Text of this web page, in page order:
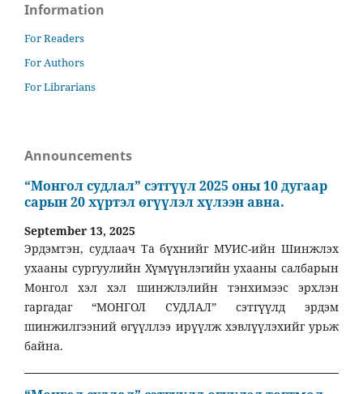
Information
For Readers
For Authors
For Librarians
Announcements
“Монгол судлал” сэтгүүл 2025 оны 10 дугаар
сарын 20 хүртэл өгүүлэл хүлээн авна.
September 13, 2025
Эрдэмтэн, судлаач Та бүхнийг МУИС-ийн Шинжлэх
ухааны сургуулийн Хүмүүнлэгийн ухааны салбарын
Монгол хэл хэл шинжлэлийн тэнхимээс эрхлэн
гаргадаг “МОНГОЛ СУДЛАЛ” сэтгүүлд эрдэм
шинжилгээний өгүүллээ ирүүлж хэвлүүлэхийг урьж
байна.